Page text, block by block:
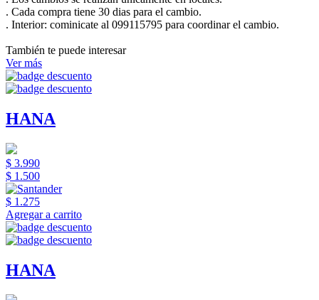
. Cada compra tiene 30 dias para el cambio.
. Interior: cominicate al 099115795 para coordinar el cambio.
También te puede interesar
Ver más
HANA
$ 3.990
$ 1.500
$ 1.275
Agregar a carrito
HANA